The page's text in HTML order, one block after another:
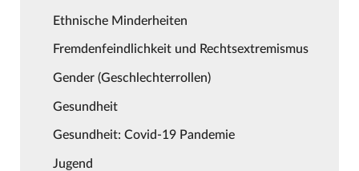
Ethnische Minderheiten
Fremdenfeindlichkeit und Rechtsextremismus
Gender (Geschlechterrollen)
Gesundheit
Gesundheit: Covid-19 Pandemie
Jugend